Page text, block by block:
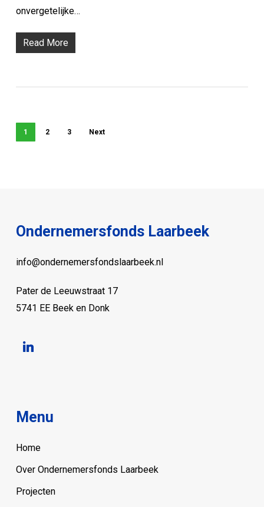
onvergetelijke…
Read More
1 2 3 Next
Ondernemersfonds Laarbeek
info@ondernemersfondslaarbeek.nl
Pater de Leeuwstraat 17
5741 EE Beek en Donk
linkedin
Menu
Home
Over Ondernemersfonds Laarbeek
Projecten